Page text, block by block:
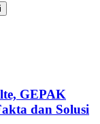
GEPAK
dan Solusi